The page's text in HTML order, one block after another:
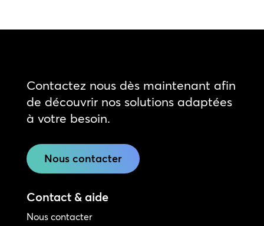
Contactez nous dès maintenant afin
de découvrir nos solutions adaptées
à votre besoin.
Nous contacter
Contact & aide
Nous contacter